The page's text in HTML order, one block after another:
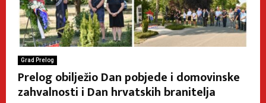
Grad Prelog
Prelog obilježio Dan pobjede i domovinske
zahvalnosti i Dan hrvatskih branitelja